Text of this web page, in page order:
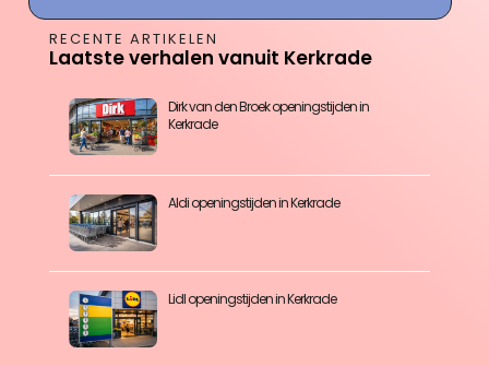
RECENTE ARTIKELEN
Laatste verhalen vanuit Kerkrade
Dirk van den Broek openingstijden in
Kerkrade
Aldi openingstijden in Kerkrade
Lidl openingstijden in Kerkrade